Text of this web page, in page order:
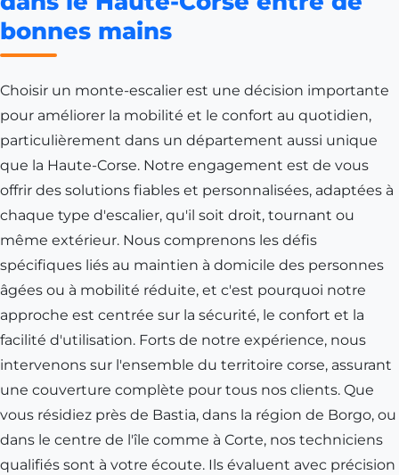
bonnes mains
Choisir un monte-escalier est une décision importante
pour améliorer la mobilité et le confort au quotidien,
particulièrement dans un département aussi unique
que la Haute-Corse. Notre engagement est de vous
offrir des solutions fiables et personnalisées, adaptées à
chaque type d'escalier, qu'il soit droit, tournant ou
même extérieur. Nous comprenons les défis
spécifiques liés au maintien à domicile des personnes
âgées ou à mobilité réduite, et c'est pourquoi notre
approche est centrée sur la sécurité, le confort et la
facilité d'utilisation. Forts de notre expérience, nous
intervenons sur l'ensemble du territoire corse, assurant
une couverture complète pour tous nos clients. Que
vous résidiez près de Bastia, dans la région de Borgo, ou
dans le centre de l'île comme à Corte, nos techniciens
qualifiés sont à votre écoute. Ils évaluent avec précision